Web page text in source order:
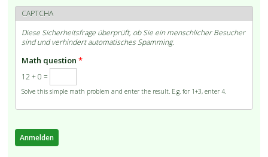
CAPTCHA
Diese Sicherheitsfrage überprüft, ob Sie ein menschlicher Besucher
sind und verhindert automatisches Spamming.
Math question*
12 + 0 =
Solve this simple math problem and enter the result. E.g. for 1+3, enter 4.